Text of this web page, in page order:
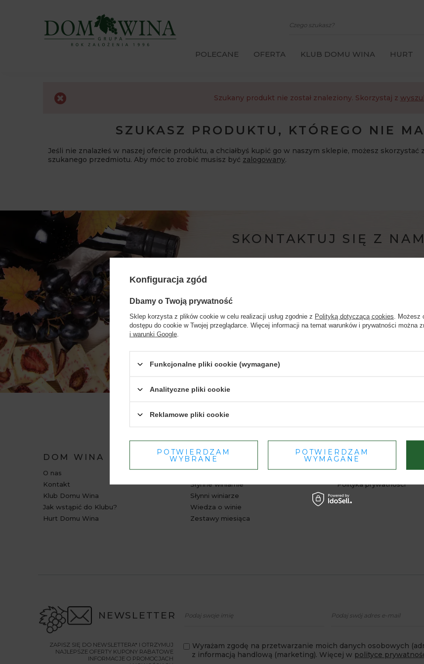
POLECANE OFERTA KLUB DOMU WINA HURT
Szukany produkt nie został znaleziony. Skorzystaj z
SZUKASZ PRODUKTU, KTÓREGO NIE
Jeśli nie znalazłeś w naszej ofercie produktu, a chciałbyś kupić go w naszym sklepie, możesz
szukanego przedmiotu. Aby móc to zrobić musisz być zalogowany.
SKONTAKTUJ SIĘ Z
DOM WINA
O nas
Kontakt
Klub Domu Wina
Jak wstąpić do Klubu?
Hurt Domu Wina
BAZA WIEDZY
Słynne winiarnie
Słynni winiarze
Wiedza o winie
Zestawy miesiąca
INFORMACJE
Polityka prywatności
NEWSLETTER
ZAPISZ SIĘ DO NEWSLETTERA* I OTRZYMUJ
NAJLEPSZE OFERTY KUPONY RABATOWE
INFORMACJE O PROMOCJACH
Wyrażam zgodę na przetwarzanie moich danych osobowych
z informacją handlową (marketing). Więcej w polityce
Czy masz ukończone 18 lat?
Konfiguracja zgód
Dbamy o Twoją prywatność
Sklep korzysta z plików cookie w celu realizacji usług zgodnie z Polityką dotyczącą cookies .
dostępu do cookie w Twojej przeglądarce. Więcej informacji na temat warunków i prywatności można
i warunki Google
Funkcjonalne pliki cookie (wymagane)
Analityczne pliki cookie
Reklamowe pliki cookie
POTWIERDZAM
WYBRANE
POTWIERDZAM
WYMAGANE